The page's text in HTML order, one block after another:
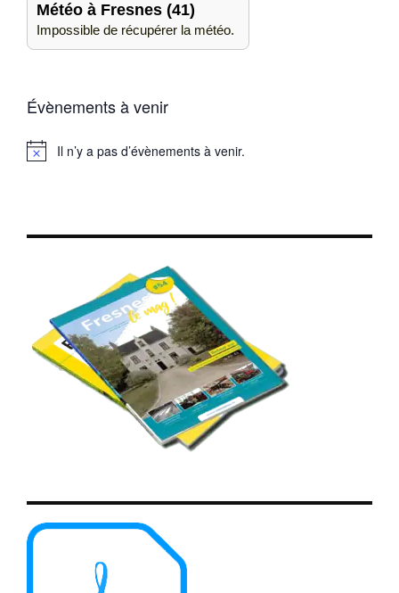
Météo à Fresnes (41)
Impossible de récupérer la météo.
Évènements à venir
NoticeIl n’y a pas d’évènements à venir.